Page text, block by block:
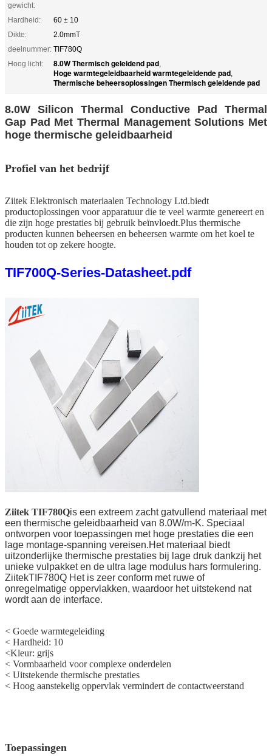
gewicht:
Hardheid:
60 ± 10
Dikte:
2.0mmT
deelnummer: TIF780Q
Hoog licht:
8.0W Thermisch geleidend pad,
Hoge warmtegeleidbaarheid warmtegeleidende pad,
Thermische beheersoplossingen Thermisch geleidende pad
8.0W Silicon Thermal Conductive Pad Thermal
Gap Pad Met Thermal Management Solutions Met
hoge thermische geleidbaarheid
Profiel van het bedrijf
Ziitek Elektronisch materiaalen Technology Ltd.biedt
productoplossingen voor apparatuur die te veel warmte genereert en
die zijn hoge prestaties bij gebruik beïnvloedt.Plus thermische
producten kunnen beheersen en beheersen warmte om het koel te
houden tot op zekere hoogte.
TIF700Q-Series-Datasheet.pdf
Ziitek TIF780Qis een extreem zacht gatvullend materiaal met
een thermische geleidbaarheid van 8.0W/m-K. Speciaal
ontworpen voor toepassingen met hoge prestaties die een
lage montage-spanning vereisen.Het materiaal biedt
uitzonderlijke thermische prestaties bij lage druk dankzij het
unieke vulpakket en de ultra lage modulus hars formulering.
ZiitekTIF780Q Het is zeer conform met ruwe of
onregelmatige oppervlakken, waardoor het uitstekend nat
wordt aan de interface.
< Goede warmtegeleiding
< Hardheid: 10
<Kleur: grijs
< Vormbaarheid voor complexe onderdelen
< Uitstekende thermische prestaties
< Hoog aanstekelig oppervlak vermindert de contactweerstand
Toepassingen